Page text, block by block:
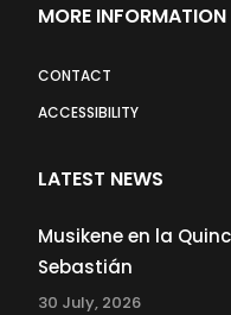
MORE INFORMATION
CONTACT
ACCESSIBILITY
LATEST NEWS
Musikene en la
Sebastián
30 July, 2026